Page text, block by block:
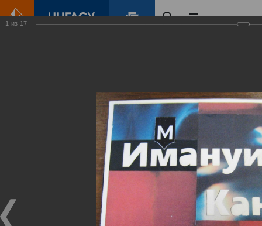
Фотогалерея
1 из 17